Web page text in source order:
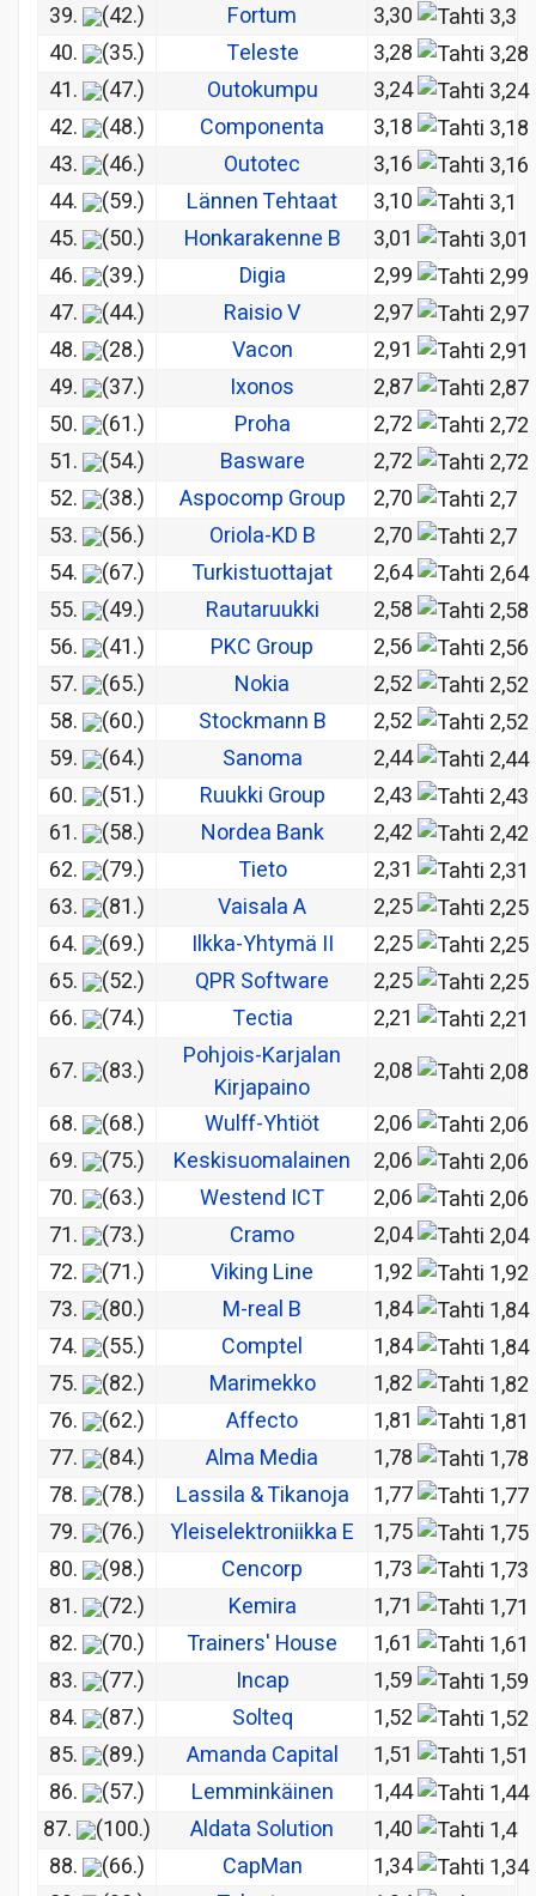
39.
(42.) Fortum
3,30
40.
(35.) Teleste
3,28
41.
(47.) Outokumpu
3,24
42.
(48.) Componenta
3,18
43.
(46.) Outotec
3,16
44.
(59.) Lännen Tehtaat
3,10
45.
(50.) Honkarakenne B
3,01
46.
(39.) Digia
2,99
47.
(44.) Raisio V
2,97
48.
(28.) Vacon
2,91
49.
(37.) Ixonos
2,87
50.
(61.) Proha
2,72
51.
(54.) Basware
2,72
52.
(38.) Aspocomp Group
2,70
53.
(56.) Oriola-KD B
2,70
54.
(67.) Turkistuottajat
2,64
55.
(49.) Rautaruukki
2,58
56.
(41.) PKC Group
2,56
57.
(65.) Nokia
2,52
58.
(60.) Stockmann B
2,52
59.
(64.) Sanoma
2,44
60.
(51.) Ruukki Group
2,43
61.
(58.) Nordea Bank
2,42
62.
(79.) Tieto
2,31
63.
(81.) Vaisala A
2,25
64.
(69.) Ilkka-Yhtymä II
2,25
65.
(52.) QPR Software
2,25
66.
(74.) Tectia
2,21
67.
(83.)
Pohjois-Karjalan
Kirjapaino
2,08
68.
(68.) Wulff-Yhtiöt
2,06
69.
(75.) Keskisuomalainen
2,06
70.
(63.) Westend ICT
2,06
71.
(73.) Cramo
2,04
72.
(71.) Viking Line
1,92
73.
(80.) M-real B
1,84
74.
(55.) Comptel
1,84
75.
(82.) Marimekko
1,82
76.
(62.) Affecto
1,81
77.
(84.) Alma Media
1,78
78.
(78.) Lassila & Tikanoja
1,77
79.
(76.) Yleiselektroniikka E
1,75
80.
(98.) Cencorp
1,73
81.
(72.) Kemira
1,71
82.
(70.) Trainers' House
1,61
83.
(77.) Incap
1,59
84.
(87.) Solteq
1,52
85.
(89.) Amanda Capital
1,51
86.
(57.) Lemminkäinen
1,44
87.
(100.) Aldata Solution
1,40
88.
(66.) CapMan
1,34